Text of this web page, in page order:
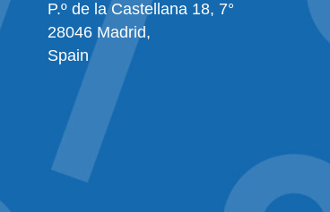
P.º de la Castellana 18, 7°
28046 Madrid,
Spain